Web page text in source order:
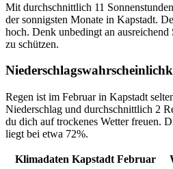
Mit durchschnittlich 11
der sonnigsten Monate in Kapstadt.
hoch. Denk unbedingt an
zu schützen.
Regen ist im Februar in Kapstadt
Niederschlag und durchschnittlich 2
du dich auf trockenes Wetter freuen.
liegt bei etwa 72%.
Klimadaten Kapstadt Februar